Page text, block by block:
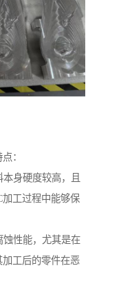
：
身硬度较高，且
工过程中能够保
性能，尤其是在
工后的零件在恶